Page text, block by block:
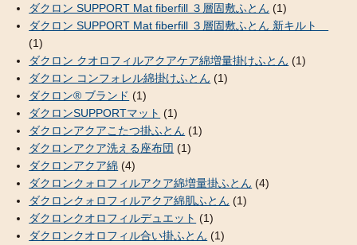
ダクロン SUPPORT Mat fiberfill ３層固敷ふとん (1)
ダクロン SUPPORT Mat fiberfill ３層固敷ふとん 新キルト
(1)
ダクロン クオロフィルアクアケア綿増量掛けふとん (1)
ダクロン コンフォレル綿掛けふとん (1)
ダクロン® ブランド (1)
ダクロンSUPPORTマット (1)
ダクロンアクアこたつ掛ふとん (1)
ダクロンアクア洗える座布団 (1)
ダクロンアクア綿 (4)
ダクロンクォロフィルアクア綿増量掛ふとん (4)
ダクロンクォロフィルアクア綿肌ふとん (1)
ダクロンクオロフィルデュエット (1)
ダクロンクオロフィル合い掛ふとん (1)